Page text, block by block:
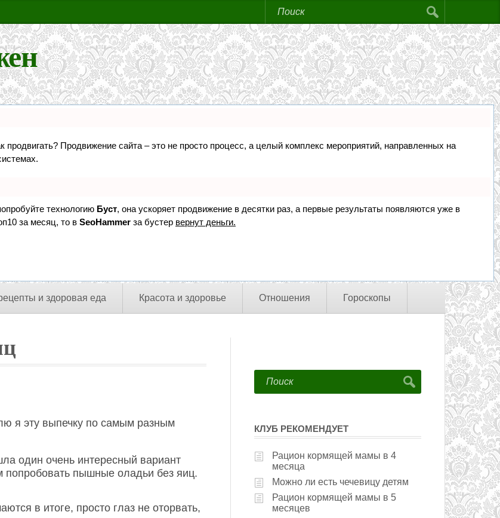
продвигать? Продвижение сайта – это не просто процесс, а целый комплекс мероприятий, направленных на
технологию Буст, она ускоряет продвижение в десятки раз, а первые результаты появляются уже в
за месяц, то в SeoHammer за бустер вернут деньги.
и здоровая еда Красота и здоровье Отношения Гороскопы
я эту выпечку по самым разным
один очень интересный вариант
попробовать пышные оладьи без яиц.
в итоге, просто глаз не оторвать,
КЛУБ РЕКОМЕНДУЕТ
Рацион кормящей мамы в 4
месяца
Можно ли есть чечевицу детям
Рацион кормящей мамы в 5
месяцев